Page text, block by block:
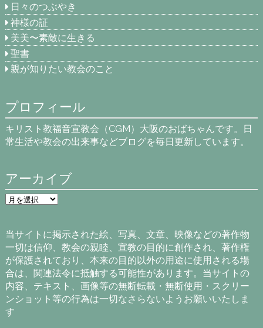
日々のつぶやき
神様の証
美美〜素敵に生きる
聖書
親が知りたい教会のこと
プロフィール
キリスト教福音宣教会（CGM）大阪のおばちゃんです。日
常生活や教会の出来事などブログを毎日更新しています。
アーカイブ
ア
ー
ブ
当サイトに掲示された絵、写真、文章、映像などの著作物
一切は信仰、教会の親睦、宣教の目的に創作され、著作権
が保護されており、本来の目的以外の用途に使用される場
合は、関連法令に抵触する可能性があります。当サイトの
内容、テキスト、画像等の無断転載・無断使用・スクリー
ンショット等の行為は一切なさらないようお願いいたしま
す